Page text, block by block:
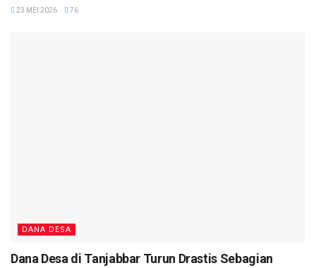
23 MEI 2026 76
DANA DESA
Dana Desa di Tanjabbar Turun Drastis Sebagian